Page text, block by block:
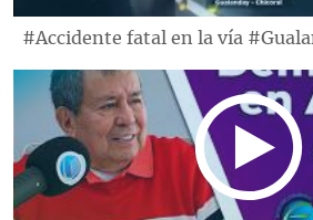
#Accidente fatal en la vía